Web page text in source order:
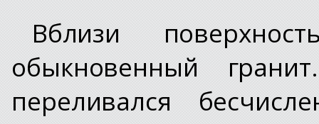
Вблизи
обыкновенный
переливался